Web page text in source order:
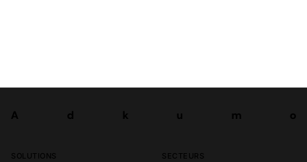
A d k u m
o
SOLUTIONS SECTEURS